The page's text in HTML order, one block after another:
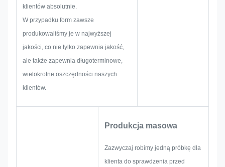
klientów absolutnie.
W przypadku form zawsze
produkowaliśmy je w najwyższej
jakości, co nie tylko zapewnia jakość,
ale także zapewnia długoterminowe,
wielokrotne oszczędności naszych
klientów.
Produkcja masowa
Zazwyczaj robimy jedną próbkę dla
klienta do sprawdzenia przed